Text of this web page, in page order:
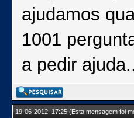
ajudamos
1001
a pedir
19-06-2012, 17:25(Esta mensagem foi